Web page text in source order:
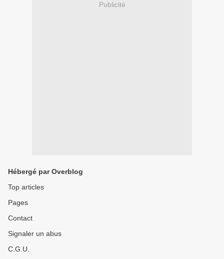
Publicité
Hébergé par Overblog
Top articles
Pages
Contact
Signaler un abus
C.G.U.